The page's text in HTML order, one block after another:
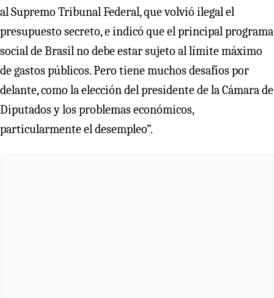
al Supremo Tribunal Federal, que volvió ilegal el
presupuesto secreto, e indicó que el principal programa
social de Brasil no debe estar sujeto al límite máximo
de gastos públicos. Pero tiene muchos desafíos por
delante, como la elección del presidente de la Cámara de
Diputados y los problemas económicos,
particularmente el desempleo”.